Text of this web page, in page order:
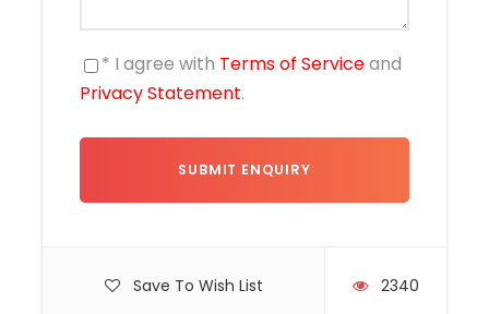
* I agree with Terms of Serviceand
Privacy Statement.
Save To Wish List 2340